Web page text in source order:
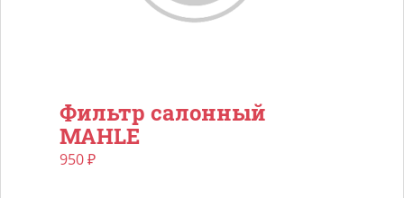
Фильтр салонный
MAHLE
950₽